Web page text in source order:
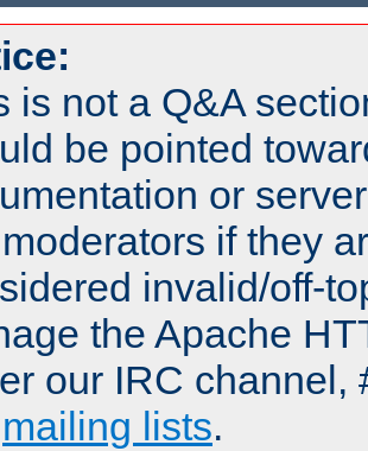
is not a Q&A
be pointed
or
if they
invalid/off-
the Apache
our IRC channel,
mailing lists.